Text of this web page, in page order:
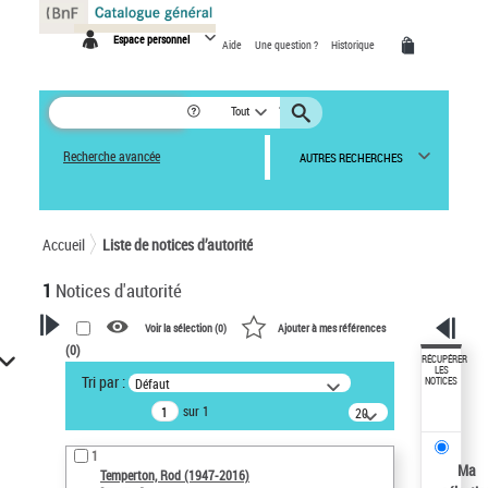
Espace personnel Aide Une question ? Historique
Tout
Recherche avancée AUTRES RECHERCHES
Accueil Liste de notices d’autorité
1 Notices d'autorité
VOTRE RECHERCHE
Recherche avancée dans les
notices d’autorité
Œuvres liées à l'auteur :
Temperton, Rod (1947-2016)
Voir la sélection (0) Ajouter à mes références
(0)
Tri par : Défaut
sur 1
20
résultats/page
1
Temperton, Rod (1947-2016)
RÉCUPÉRER
LES
NOTICES
Ma
Panneau de gestion des cookies